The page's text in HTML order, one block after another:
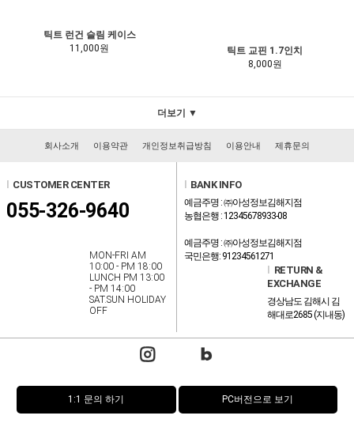
틱트 런건 슬림 케이스
11,000원
틱트 교핀 1.7인치
8,000원
더보기 ▼
회사소개 이용약관 개인정보취급방침 이용안내 제휴문의
l CUSTOMER CENTER
055-326-9640
MON-FRI AM
10:00 - PM 18:00
LUNCH PM 13:00
- PM 14:00
SAT.SUN HOLIDAY
OFF
l BANK INFO
예금주명 : ㈜아성정보김해지점
농협은행 : 12345678933-08
예금주명 : ㈜아성정보김해지점
국민은행: 91234561271
l RETURN &
EXCHANGE
경상남도 김해시 김
해대로2685 (지내동)
1:1 문의 하기 PC버전으로 보기